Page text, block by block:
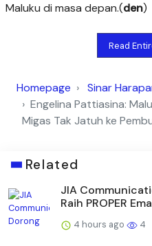
Maluku di masa depan.(den)
Read
Homepage
Sinar
Engelina Pattiasina:
Migas Tak Jatuh ke
Related
JIA
Raih PROPER
4 hours ago 4